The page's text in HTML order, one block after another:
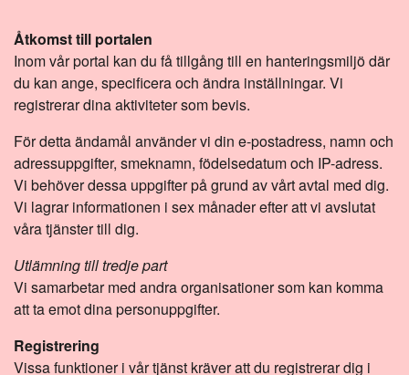
Åtkomst till portalen
Inom vår portal kan du få tillgång till en hanteringsmiljö där
du kan ange, specificera och ändra inställningar. Vi
registrerar dina aktiviteter som bevis.
För detta ändamål använder vi din e-postadress, namn och
adressuppgifter, smeknamn, födelsedatum och IP-adress.
Vi behöver dessa uppgifter på grund av vårt avtal med dig.
Vi lagrar informationen i sex månader efter att vi avslutat
våra tjänster till dig.
Utlämning till tredje part
Vi samarbetar med andra organisationer som kan komma
att ta emot dina personuppgifter.
Registrering
Vissa funktioner i vår tjänst kräver att du registrerar dig i